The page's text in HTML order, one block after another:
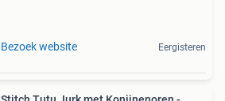
Bezoek website Eergisteren